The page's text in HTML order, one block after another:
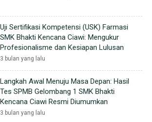
Uji Sertifikasi Kompetensi (USK) Farmasi
SMK Bhakti Kencana Ciawi: Mengukur
Profesionalisme dan Kesiapan Lulusan
3 bulan yang lalu
Langkah Awal Menuju Masa Depan: Hasil
Tes SPMB Gelombang 1 SMK Bhakti
Kencana Ciawi Resmi Diumumkan
3 bulan yang lalu